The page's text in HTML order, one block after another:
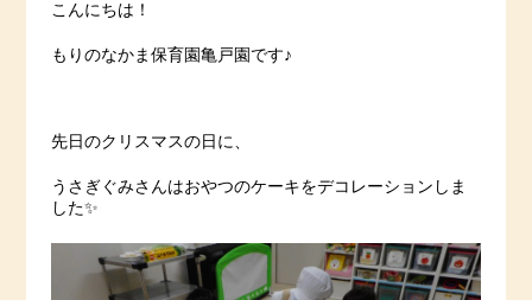
こんにちは！
もりのなかま保育園亀戸園です♪
先日のクリスマスの日に、
うさぎぐみさんはおやつのケーキをデコレーションしま
した✨